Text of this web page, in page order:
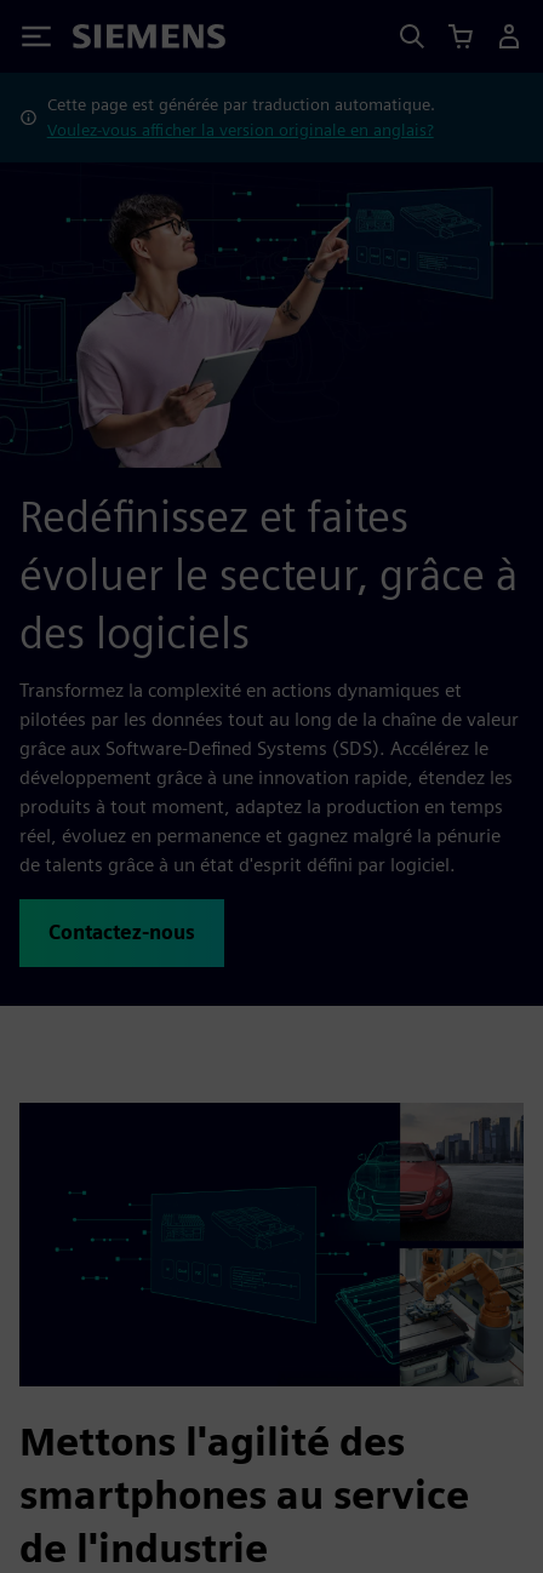
Siemens
Cette page est générée par traduction automatique.
Voulez-vous afficher la version originale en anglais?
Redéfinissez et faites
évoluer le secteur, grâce à
des logiciels
Transformez la complexité en actions dynamiques et
pilotées par les données tout au long de la chaîne de valeur
grâce aux Software-Defined Systems (SDS). Accélérez le
développement grâce à une innovation rapide, étendez les
produits à tout moment, adaptez la production en temps
réel, évoluez en permanence et gagnez malgré la pénurie
de talents grâce à un état d'esprit défini par logiciel.
Contactez-nous
Mettons l'agilité des
smartphones au service
de l'industrie